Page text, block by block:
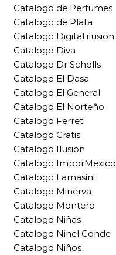
Catalogo de Perfumes
Catalogo de Plata
Catalogo Digital ilusion
Catalogo Diva
Catalogo Dr Scholls
Catalogo El Dasa
Catalogo El General
Catalogo El Norteño
Catalogo Ferreti
Catalogo Gratis
Catalogo Ilusion
Catalogo ImporMexico
Catalogo Lamasini
Catalogo Minerva
Catalogo Montero
Catalogo Niñas
Catalogo Ninel Conde
Catalogo Niños